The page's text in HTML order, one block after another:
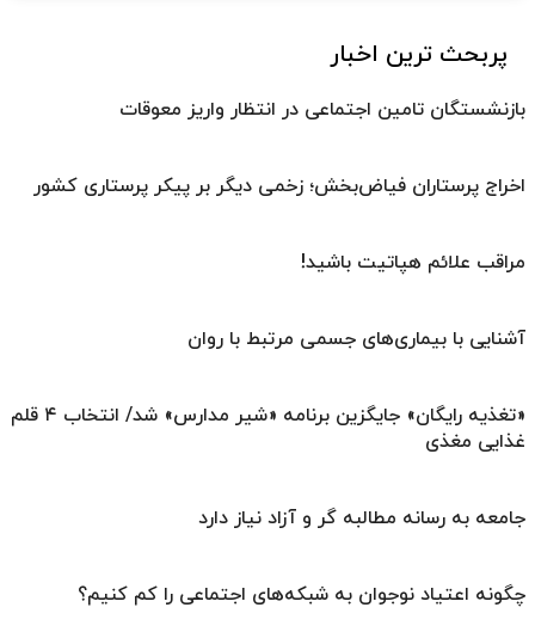
پربحث ترین اخبار
بازنشستگان تامین اجتماعی در انتظار واریز معوقات
اخراج پرستاران فیاض‌بخش؛ زخمی دیگر بر پیکر پرستاری کشور
مراقب علائم هپاتیت باشید!
آشنایی با بیماری‌های جسمی مرتبط با روان
«تغذیه رایگان» جایگزین برنامه «شیر مدارس» شد/ انتخاب ۴ قلم
غذایی مغذی
جامعه به رسانه مطالبه گر و آزاد نیاز دارد
چگونه اعتیاد نوجوان به شبکه‌های اجتماعی را کم کنیم؟